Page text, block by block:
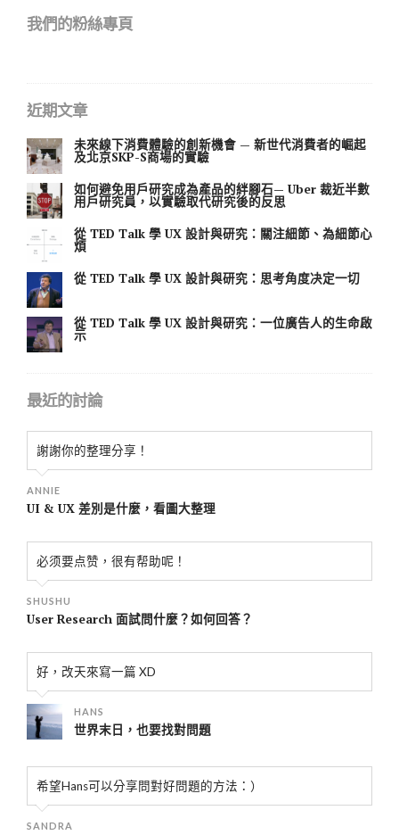
我們的粉絲專頁
近期文章
未來線下消費體驗的創新機會 — 新世代消費者的崛起
及北京SKP-S商場的實驗
如何避免用戶研究成為產品的絆腳石— Uber 裁近半數
用戶研究員，以實驗取代研究後的反思
從 TED Talk 學 UX 設計與研究：關注細節、為細節心
煩
從 TED Talk 學 UX 設計與研究：思考角度决定一切
從 TED Talk 學 UX 設計與研究：一位廣告人的生命啟
示
最近的討論
謝謝你的整理分享！
ANNIE
UI & UX 差別是什麼，看圖大整理
必须要点赞，很有帮助呢！
SHUSHU
User Research 面試問什麼？如何回答？
好，改天來寫一篇 XD
HANS
世界末日，也要找對問題
希望Hans可以分享問對好問題的方法：）
SANDRA